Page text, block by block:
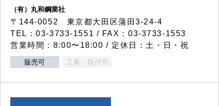
（有）丸和鋼業社
〒144-0052 東京都大田区蒲田3-24-4
TEL：03-3733-1551 / FAX：03-3733-1553
営業時間：8:00〜18:00 / 定休日：土・日・祝
販売可 工事・取付可